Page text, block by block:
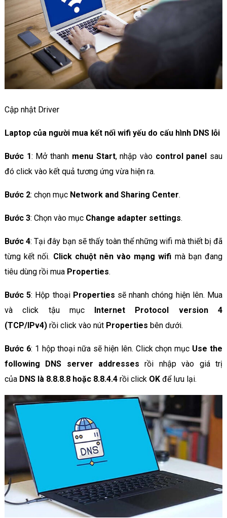
Cập nhật Driver
Laptop của người mua kết nối wifi yếu do cấu hình DNS lỗi
Bước 1: Mở thanh menu Start, nhập vào control panel
sau
đó click vào kết quả tương ứng vừa hiện ra.
Bước 2: chọn mục Network and Sharing Center.
Bước 3: Chọn vào mục Change adapter settings.
Bước 4: Tại đây bạn sẽ thấy toàn thể những wifi mà thiết bị đã
từng kết nối. Click chuột nên vào mạng wifi mà bạn đang
tiêu dùng rồi mua Properties.
Bước 5: Hộp thoại Properties sẽ nhanh chóng hiện lên. Mua
và click tậu mục
Internet Protocol version 4
(TCP/IPv4)rồi click vào nút Properties bên dưới.
Bước 6: 1 hộp thoại nữa sẽ hiện lên. Click chọn mục Use the
following DNS server addresses rồi nhập vào giá trị
của DNS là 8.8.8.8 hoặc 8.8.4.4rồi click OKđể lưu lại.